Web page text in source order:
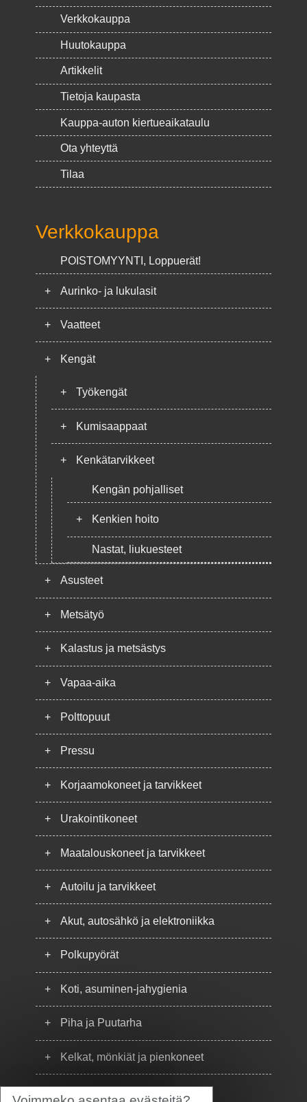
Verkkokauppa
Huutokauppa
Artikkelit
Tietoja kaupasta
Kauppa-auton kiertueaikataulu
Ota yhteyttä
Tilaa
Verkkokauppa
POISTOMYYNTI, Loppuerät!
+ Aurinko- ja lukulasit
+ Vaatteet
+ Kengät
+ Työkengät
+ Kumisaappaat
+ Kenkätarvikkeet
Kengän pohjalliset
+ Kenkien hoito
Nastat, liukuesteet
+ Asusteet
+ Metsätyö
+ Kalastus ja metsästys
+ Vapaa-aika
+ Polttopuut
+ Pressu
+ Korjaamokoneet ja tarvikkeet
+ Urakointikoneet
+ Maatalouskoneet ja tarvikkeet
+ Autoilu ja tarvikkeet
+ Akut, autosähkö ja elektroniikka
+ Polkupyörät
+ Koti, asuminen-jahygienia
+ Piha ja Puutarha
+ Kelkat, mönkiät ja pienkoneet
+ Puhelimet